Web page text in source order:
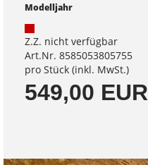
Modelljahr
Z.Z. nicht verfügbar
Art.Nr. 8585053805755
pro Stück (inkl. MwSt.)
549,00 EUR